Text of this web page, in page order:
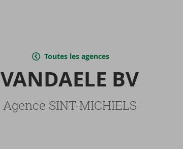
Toutes les agences
VAN­DAELE BV
Agence SINT-MICHIELS